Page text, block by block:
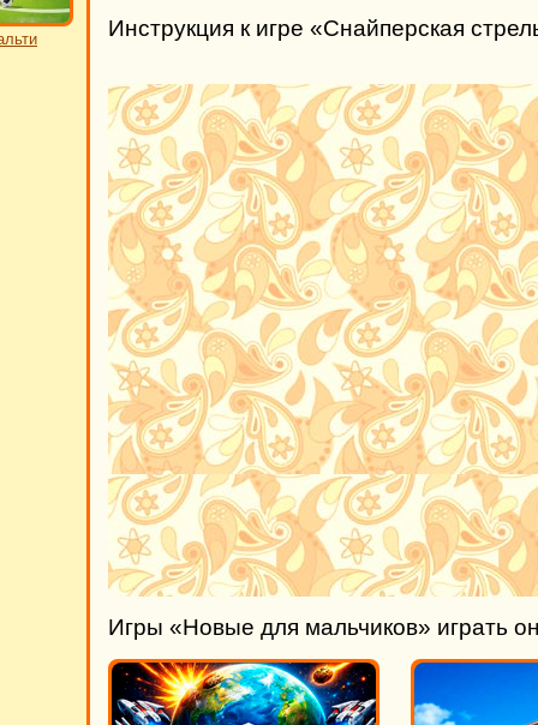
Инструкция к игре «Снайперская
Игры «Новые для мальчиков» играть